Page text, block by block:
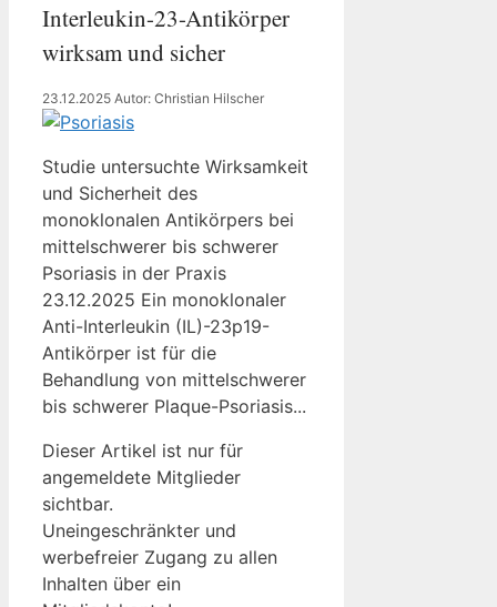
Interleukin-23-Antikörper
wirksam und sicher
23.12.2025 Autor: Christian Hilscher
Studie untersuchte Wirksamkeit
und Sicherheit des
monoklonalen Antikörpers bei
mittelschwerer bis schwerer
Psoriasis in der Praxis
23.12.2025 Ein monoklonaler
Anti-Interleukin (IL)-23p19-
Antikörper ist für die
Behandlung von mittelschwerer
bis schwerer Plaque-Psoriasis...
Dieser Artikel ist nur für
angemeldete Mitglieder
sichtbar.
Uneingeschränkter und
werbefreier Zugang zu allen
Inhalten über ein